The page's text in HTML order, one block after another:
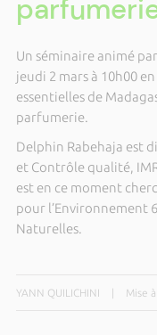
Un séminaire animé
jeudi 2 mars à 10h00
essentielles de
parfumerie.
Delphin Rabehaja est
et Contrôle qualité,
est en ce moment
pour l’Environnement
Naturelles.
YANN QUILICHINI Mise